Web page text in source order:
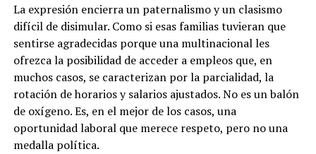
La expresión encierra un paternalismo y un clasismo
difícil de disimular. Como si esas familias tuvieran que
sentirse agradecidas porque una multinacional les
ofrezca la posibilidad de acceder a empleos que, en
muchos casos, se caracterizan por la parcialidad, la
rotación de horarios y salarios ajustados. No es un balón
de oxígeno. Es, en el mejor de los casos, una
oportunidad laboral que merece respeto, pero no una
medalla política.